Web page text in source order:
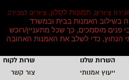
ציורים, תמונות לסלון, ציורים למכירה
בשילוב האמנות בבית ובמשרד
פנים מוסמכים, כך שכל מתעניין/רוכש
הנחוץ, כדי לשלב את האמנות האהובה
השרות שלנו
שרות
ייעוץ אמנותי
צור קשר